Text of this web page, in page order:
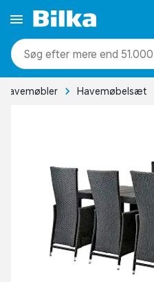
mere end
Havemøbler Havemøbelsæt